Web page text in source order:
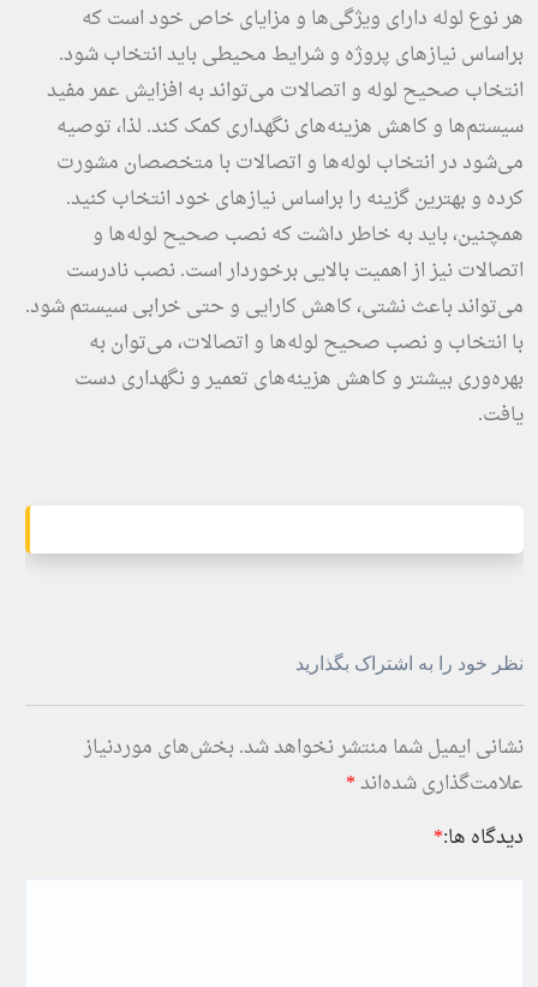
هر نوع لوله دارای ویژگی‌ها و مزایای خاص خود است که
براساس نیازهای پروژه و شرایط محیطی باید انتخاب شود.
انتخاب صحیح لوله و اتصالات می‌تواند به افزایش عمر مفید
سیستم‌ها و کاهش هزینه‌های نگهداری کمک کند. لذا، توصیه
می‌شود در انتخاب لوله‌ها و اتصالات با متخصصان مشورت
کرده و بهترین گزینه را براساس نیازهای خود انتخاب کنید.
همچنین، باید به خاطر داشت که نصب صحیح لوله‌ها و
اتصالات نیز از اهمیت بالایی برخوردار است. نصب نادرست
می‌تواند باعث نشتی، کاهش کارایی و حتی خرابی سیستم شود.
با انتخاب و نصب صحیح لوله‌ها و اتصالات، می‌توان به
بهره‌وری بیشتر و کاهش هزینه‌های تعمیر و نگهداری دست
یافت.
نظر خود را به اشتراک بگذارید
نشانی ایمیل شما منتشر نخواهد شد. بخش‌های موردنیاز
علامت‌گذاری شده‌اند*
دیدگاه ها:*